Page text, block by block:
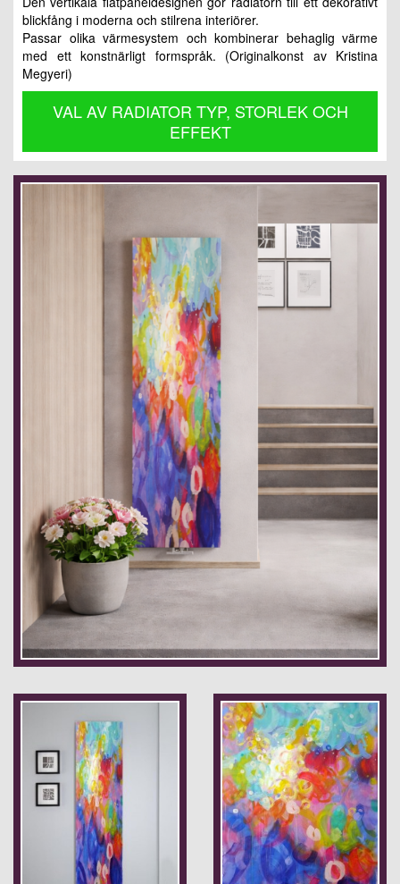
blickfång i moderna och stilrena interiörer.
Passar olika värmesystem och kombinerar behaglig värme
med ett konstnärligt formspråk. (Originalkonst av Kristina
Megyeri)
VAL AV RADIATOR TYP, STORLEK OCH
EFFEKT